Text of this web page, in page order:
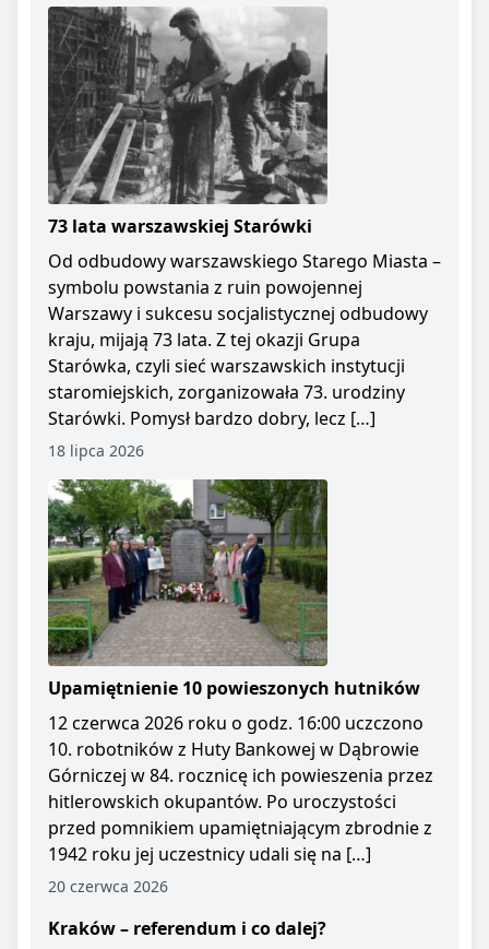
73 lata warszawskiej Starówki
Od odbudowy warszawskiego Starego Miasta –
symbolu powstania z ruin powojennej
Warszawy i sukcesu socjalistycznej odbudowy
kraju, mijają 73 lata. Z tej okazji Grupa
Starówka, czyli sieć warszawskich instytucji
staromiejskich, zorganizowała 73. urodziny
Starówki. Pomysł bardzo dobry, lecz […]
18 lipca 2026
Upamiętnienie 10 powieszonych hutników
12 czerwca 2026 roku o godz. 16:00 uczczono
10. robotników z Huty Bankowej w Dąbrowie
Górniczej w 84. rocznicę ich powieszenia przez
hitlerowskich okupantów. Po uroczystości
przed pomnikiem upamiętniającym zbrodnie z
1942 roku jej uczestnicy udali się na […]
20 czerwca 2026
Kraków – referendum i co dalej?